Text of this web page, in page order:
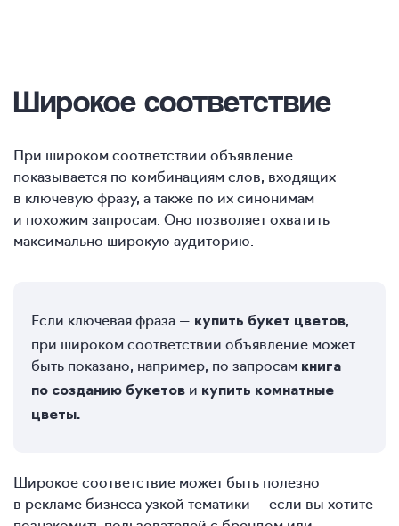
Широкое соответствие
При широком соответствии объявление
показывается по комбинациям слов, входящих
в ключевую фразу, а также по их синонимам
и похожим запросам. Оно позволяет охватить
максимально широкую аудиторию.
Если ключевая фраза — купить букет цветов,
при широком соответствии объявление может
быть показано, например, по запросам книга
по созданию букетов и купить комнатные
цветы.
Широкое соответствие может быть полезно
в рекламе бизнеса узкой тематики — если вы хотите